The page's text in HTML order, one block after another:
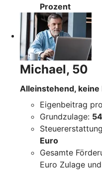
Prozent
Michael, 50
Alleinstehend,
Eigenbeitrag
Grundzulage:
Euro
Gesamte
Euro Zulage